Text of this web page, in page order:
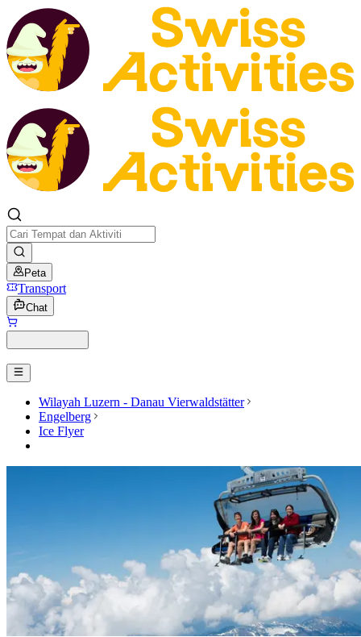
Peta
Transport
Chat
Wilayah Luzern - Danau Vierwaldstätter
Engelberg
Ice Flyer